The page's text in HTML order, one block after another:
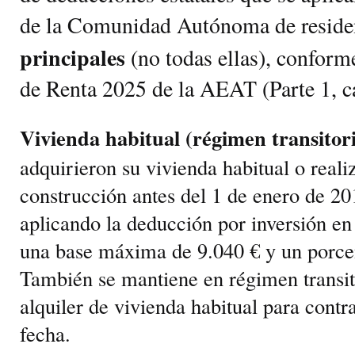
de la Comunidad Autónoma de
principales (no todas ellas),
de Renta 2025 de la AEAT (Parte 1,
Vivienda habitual (régimen
adquirieron su vivienda habitual o
construcción antes del 1 de enero de
aplicando la deducción por inversión
una base máxima de 9.040 € y un
También se mantiene en régimen
alquiler de vivienda habitual para
fecha.